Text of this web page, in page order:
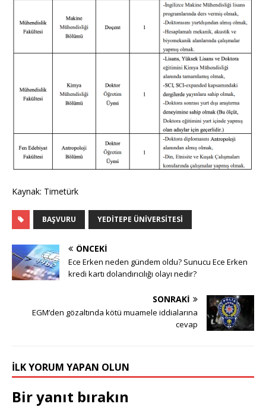
Kaynak: Timetürk
BAŞVURU YEDITEPE ÜNIVERSITESI
ÖNCEKI
Ece Erken neden gündem oldu? Sunucu Ece Erken
kredi kartı dolandırıcılığı olayı nedir?
SONRAKI
EGM’den gözaltında kötü muamele iddialarına
cevap
İLK YORUM YAPAN OLUN
Bir yanıt bırakın